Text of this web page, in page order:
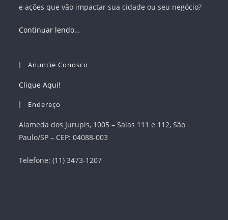
e ações que vão impactar sua cidade ou seu negócio?
Continuar lendo…
Anuncie Conosco
Clique Aqui!
Endereço
Alameda dos Jurupis, 1005 – Salas 111 e 112, São
Paulo/SP – CEP: 04088-003
Telefone: (11) 3473-1207